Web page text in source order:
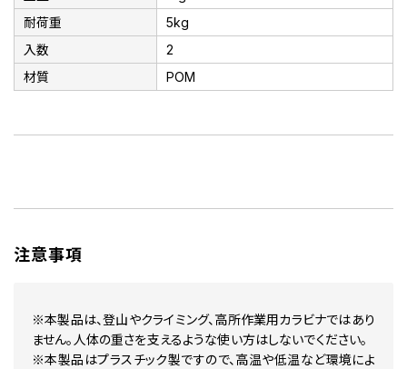
耐荷重
5kg
入数
2
材質
POM
注意事項
※本製品は、登山やクライミング、高所作業用カラビナではあり
ません。人体の重さを支えるような使い方はしないでください。
※本製品はプラスチック製ですので、高温や低温など環境によ